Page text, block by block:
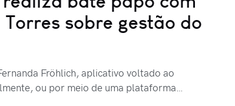
sobre gestão do
Fröhlich, aplicativo voltado ao
ou por meio de uma plataforma…